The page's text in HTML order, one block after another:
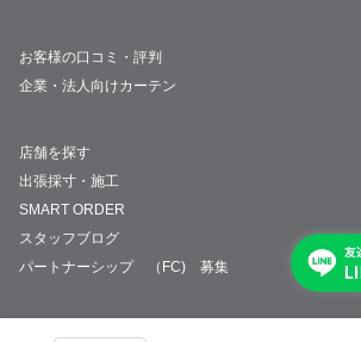
お客様の口コミ・評判
企業・法人向けカーテン
店舗を探す
出張採寸・施工
SMART ORDER
スタッフブログ
パートナーシップ （FC) 募集